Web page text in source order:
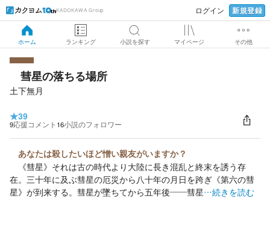
KADOKAWA Group ログイン 新規登録
ホーム ランキング 小説を探す マイページ その他
彗星の落ちる場所
土下無月
★39
9応援コメント 16小説のフォロワー
あなたは殺したいほど憎い親友がいますか？
《彗星》それは古の時代より大陸に長き混乱と終末を誘う存
在。三十年に及ぶ彗星の厄災から八十年の月日を跨ぎ《第六の彗
星》が到来する。彗星が墜ちてから五年後――彗星…続きを読む